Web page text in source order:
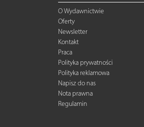
O Wydawnictwie
Oferty
Newsletter
Kontakt
Praca
Polityka prywatności
Polityka reklamowa
Napisz do nas
Nota prawna
Regulamin